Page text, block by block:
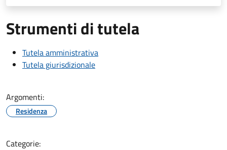
Strumenti di tutela
Tutela amministrativa
Tutela giurisdizionale
Argomenti:
Residenza
Categorie: